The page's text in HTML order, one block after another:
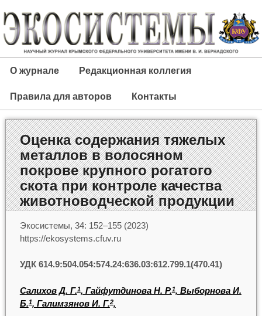
О журнале Редакционная коллегия
Правила для авторов Контакты
Оценка содержания тяжелых
металлов в волосяном
покрове крупного рогатого
скота при контроле качества
животноводческой продукции
Экосистемы, 34: 152–155 (2023)
https://ekosystems.cfuv.ru
УДК 614.9:504.054:574.24:636.03:612.799.1(470.41)
Салихов Д. Г.1, Гайфутдинова Н. Р.1, Выборнова И.
Б.1, Галимзянов И. Г.2,